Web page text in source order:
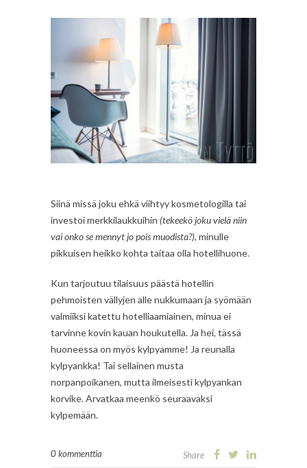
Siinä missä joku ehkä viihtyy kosmetologilla tai
investoi merkkilaukkuihin (tekeekö joku vielä niin
vai onko se mennyt jo pois muodista?), minulle
pikkuisen heikko kohta taitaa olla hotellihuone.
Kun tarjoutuu tilaisuus päästä hotellin
pehmoisten vällyjen alle nukkumaan ja syömään
valmiiksi katettu hotelliaamiainen, minua ei
tarvinne kovin kauan houkutella. Ja hei, tässä
huoneessa on myös kylpyamme! Ja reunalla
kylpyankka! Tai sellainen musta
norpanpoikanen, mutta ilmeisesti kylpyankan
korvike. Arvatkaa meenkö seuraavaksi
kylpemään.
0 kommenttia Share